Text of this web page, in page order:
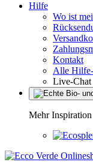
Hilfe
Wo ist
Kontakt
Alle
Live-Chat
Mehr Inspiration